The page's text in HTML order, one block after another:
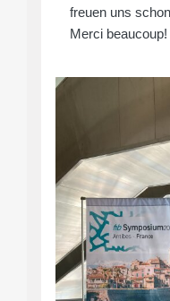
freuen uns
Merci beaucoup!